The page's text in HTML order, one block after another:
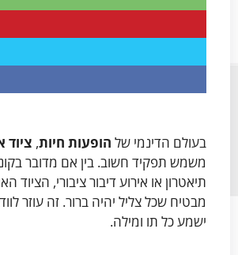
בעולם הדינמי של הופעות חיות, ציוד
משמש תפקיד חשוב. בין אם מדובר
תיאטרון או אירוע דיבור ציבורי, הציוד
מבטיח שכל צליל יהיה ברור. זה עוזר
ישמע כל תו ומילה.